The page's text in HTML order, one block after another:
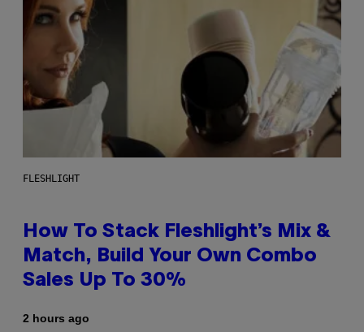
FLESHLIGHT
How To Stack Fleshlight’s Mix &
Match, Build Your Own Combo
Sales Up To 30%
2 hours ago